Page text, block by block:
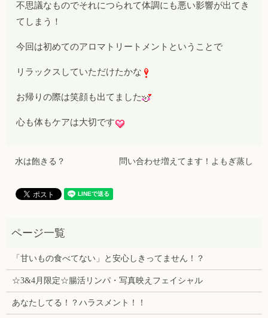
不思議なものでそれにつられて体調にも悪い影響が出てき
てしまう！
今回は初めてのアロマトリートメントということで
リラックスしていただけたかな
お帰りの際は笑顔も出てました
心も体もケアは大切です
水は飽きる？ 問い合わせ増えてます！よもぎ蒸し
「甘いもの食べてない」と安心しきってません！？
☆3&4月限定☆腸活リンパ・写真映えフェイシャル
あなたしてる！？ハラスメント！！